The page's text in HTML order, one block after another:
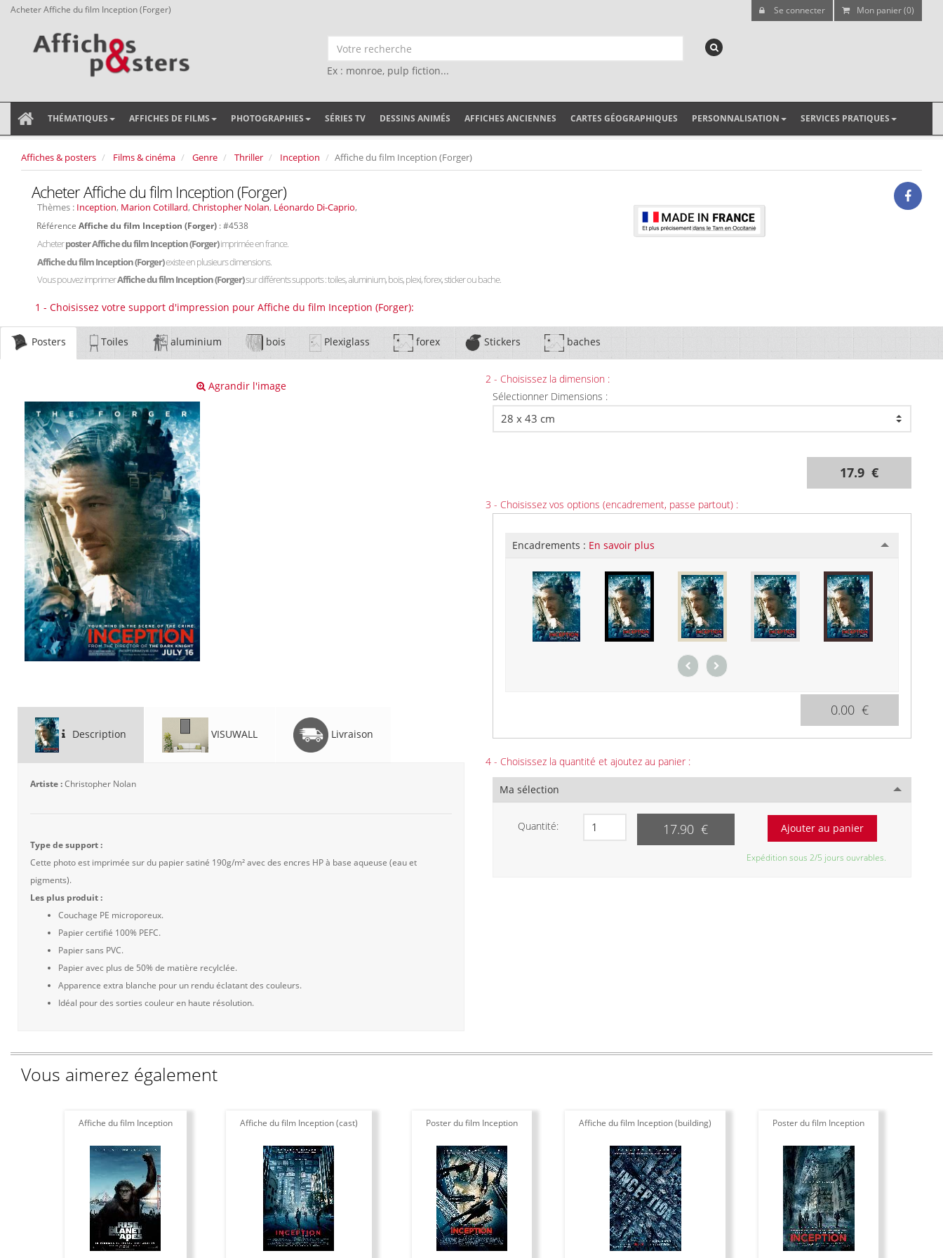
Acheter Affiche du film Inception (Forger) Se connecter Mon panier (0)
Ex : monroe, pulp fiction...
THÉMATIQUES AFFICHES DE FILMS PHOTOGRAPHIES SÉRIES TV DESSINS ANIMÉS AFFICHES ANCIENNES CARTES GÉOGRAPHIQUES PERSONNALISATION SERVICES PRATIQUES
Affiches & posters Films & cinéma Genre Thriller Inception Affiche du film Inception (Forger)
Acheter Affiche du film Inception (Forger)
Thèmes : Inception, Marion Cotillard, Christopher Nolan, Léonardo Di-Caprio,
Référence Affiche du film Inception (Forger) : #4538
Acheterposter Affiche du film Inception (Forger)imprimée en france.
Affiche du film Inception (Forger)existe en plusieurs dimensions.
Vous pouvez imprimerAffiche du film Inception (Forger)sur différents supports : toiles, aluminium, bois, plexi, forex, sticker ou bache.
1 - Choisissez votre support d'impression pour Affiche du film Inception (Forger):
Posters Toiles aluminium bois Plexiglass forex Stickers baches
Agrandir l'image
Description VISUWALL Livraison
Artiste :Christopher Nolan
Type de support :
Cette photo est imprimée sur du papier satiné 190g/m² avec des encres HP à base aqueuse (eau et
pigments).
Les plus produit :
Couchage PE microporeux.
Papier certifié 100% PEFC.
Papier sans PVC.
Papier avec plus de 50% de matière recylclée.
Apparence extra blanche pour un rendu éclatant des couleurs.
Idéal pour des sorties couleur en haute résolution.
2 - Choisissez la dimension :
Sélectionner Dimensions :
17.9 €
3 - Choisissez vos options (encadrement, passe partout) :
Encadrements : En savoir plus
0.00 €
4 - Choisissez la quantité et ajoutez au panier :
Ma sélection
Quantité: 17.90 €
Expédition sous 2/5 jours ouvrables.
Vous aimerez également
Affiche du film Inception Affiche du film Inception (cast) Poster du film Inception Affiche du film Inception (building) Poster du film Inception